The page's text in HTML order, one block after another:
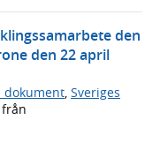
den
den 22 april
dokument, Sveriges
från